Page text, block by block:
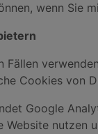
wenn Sie
Fällen
Cookies von
Google
Website nutzen